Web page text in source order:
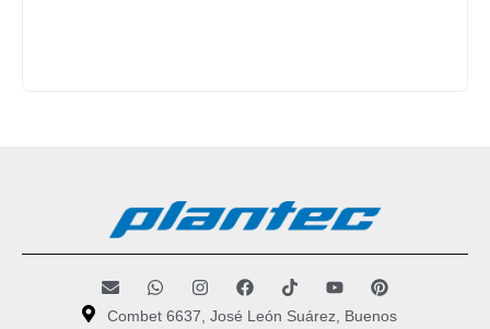
Combet 6637, José León Suárez, Buenos